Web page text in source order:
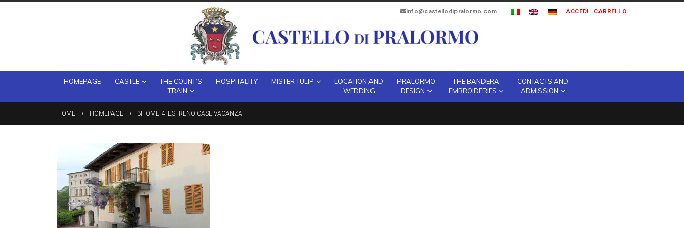
info@castellodipralormo.com ACCEDI CARRELLO
HOMEPAGE CASTLE
THE COUNT’S
TRAIN
HOSPITALITY MISTER TULIP
LOCATION AND
WEDDING
PRALORMO
DESIGN
THE BANDERA
EMBROIDERIES
CONTACTS AND
ADMISSION
HOME HOMEPAGE 3HOME_4_ESTRENO-CASE-VACANZA